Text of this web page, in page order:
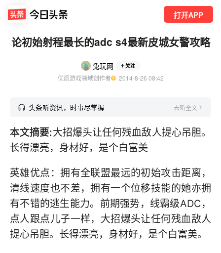
打开APP
论初始射程最长的adc s4最新皮城女警攻略
兔玩网 关注
优质游戏领域创作者
  2014-8-26 08:42
头条听资讯，时事尽掌握 去听全文
本文摘要:大招爆头让任何残血敌人提心吊胆。
长得漂亮，身材好，是个白富美
英雄优点：拥有全联盟最远的初始攻击距离，
清线速度也不差，拥有一个位移技能的她亦拥
有不错的逃生能力。前期强势，线霸级ADC，
点人跟点儿子一样，大招爆头让任何残血敌人
提心吊胆。长得漂亮，身材好，是个白富美。